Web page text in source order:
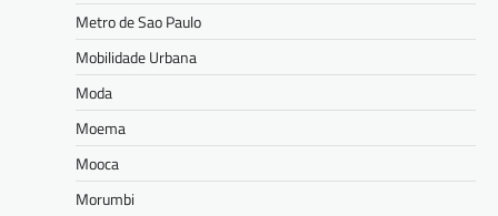
Metro de Sao Paulo
Mobilidade Urbana
Moda
Moema
Mooca
Morumbi